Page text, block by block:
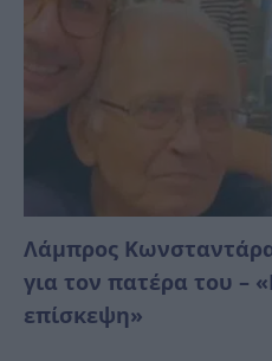
Λάμπρος
για τον πατέρα του –
επίσκεψη»